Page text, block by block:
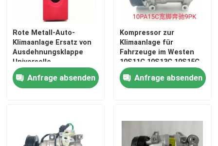
Rote Metall-Auto-
Klimaanlage Ersatz von
Ausdehnungsklappe
Universelle
Kompatibilität
Anfrage absenden
Kompressor zur
Klimaanlage für
Fahrzeuge im Westen
10S11C 10S13C 10S15C
10PA17C
Anfrage absenden